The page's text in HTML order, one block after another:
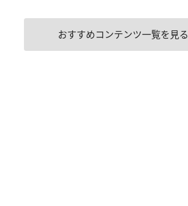
おすすめコンテンツ一覧を見る